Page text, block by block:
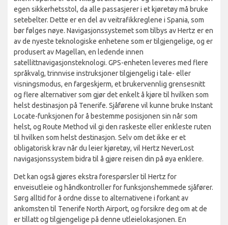
egen sikkerhetsstol, da alle passasjerer i et kjøretøy må bruke
setebelter. Dette er en del av veitrafikkreglene i Spania, som
bør følges nøye. Navigasjonssystemet som tilbys av Hertz er en
av de nyeste teknologiske enhetene som er tilgjengelige, og er
produsert av Magellan, en ledende innen
satellittnavigasjonsteknologi. GPS-enheten leveres med flere
språkvalg, trinnvise instruksjoner tilgjengelig i tale- eller
visningsmodus, en fargeskjerm, et brukervennlig grensesnitt
og flere alternativer som gjør det enkelt å kjøre til hvilken som
helst destinasjon på Tenerife. Sjåførene vil kunne bruke Instant
Locate-funksjonen for å bestemme posisjonen sin når som
helst, og Route Method vil gi den raskeste eller enkleste ruten
til hvilken som helst destinasjon. Selv om det ikke er et
obligatorisk krav når du leier kjøretøy, vil Hertz NeverLost
navigasjonssystem bidra til å gjøre reisen din på øya enklere.
Det kan også gjøres ekstra forespørsler til Hertz for
enveisutleie og håndkontroller for funksjonshemmede sjåfører.
Sørg alltid for å ordne disse to alternativene i forkant av
ankomsten til Tenerife North Airport, og forsikre deg om at de
er tillatt og tilgjengelige på denne utleielokasjonen. En